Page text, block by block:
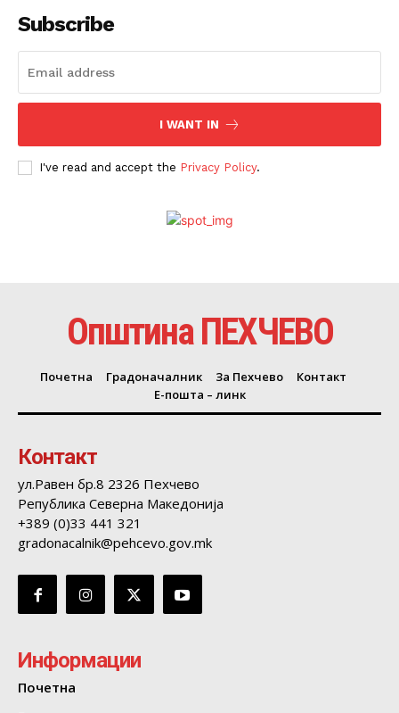
Subscribe
I WANT IN
I've read and accept the Privacy Policy.
Општина ПЕХЧЕВО
Почетна Градоначалник За Пехчево
Контакт
Е-пошта – линк
Контакт
ул.Равен бр.8 2326 Пехчево
Република Северна Македонија
+389 (0)33 441 321
gradonacalnik@pehcevo.gov.mk
Информации
Почетна